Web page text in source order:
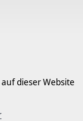
dieser Website